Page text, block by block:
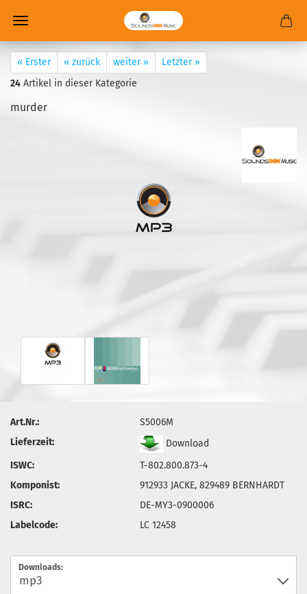
« Erster « zurück weiter »
Letzter »
24 Artikel in dieser Kategorie
murder
Art.Nr.:
S5006M
Lieferzeit:
Download
ISWC:
T-802.800.873-4
Komponist:
912933 JACKE, 829489 BERNHARDT
ISRC:
DE-MY3-0900006
Labelcode:
LC 12458
Downloads: